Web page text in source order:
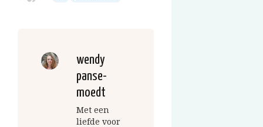
wendy
panse-
moedt
Met een
liefde voor